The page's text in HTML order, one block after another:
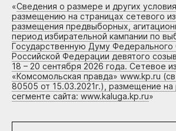
«Сведения о размере и других
размещению на страницах сетевого
размещения предвыборных,
период избирательной кампании по
Государственную Думу Федерального
Российской Федерации девятого
18 – 20 сентября 2026 года. Сетевое
«Комсомольская правда» www.kp.ru
80505 от 15.03.2021г.), размещение на
сегменте сайта: www.kaluga.kp.ru»